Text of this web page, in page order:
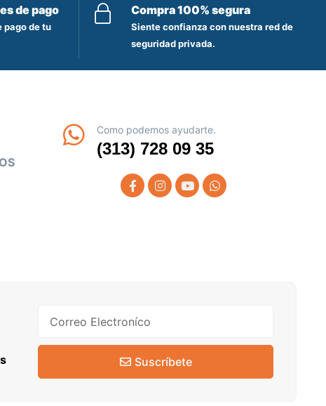
de pago
pago de tu
Compra 100% segura
Siente confianza con nuestra red de
seguridad privada.
Como podemos ayudarte.
(313) 728 09 35
Suscríbete